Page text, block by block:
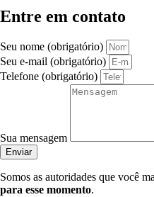
Entre em contato
Seu nome (obrigatório)
Seu e-mail (obrigatório)
Telefone (obrigatório)
Sua mensagem
Enviar
Somos as autoridades que você
para esse momento.